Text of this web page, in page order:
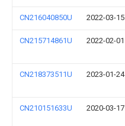
CN216040850U 2022-03-15
CN215714861U 2022-02-01
CN218373511U 2023-01-24
CN210151633U 2020-03-17